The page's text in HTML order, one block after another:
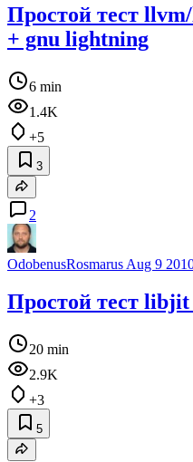
Простой тест
+ gnu lightning
6 min
1.4K
+5
3
2
OdobenusRosmarus Aug 9
Простой тест
20 min
2.9K
+3
5